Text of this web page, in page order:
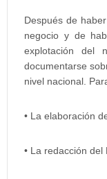
Después de
negocio y de
explotación del
documentarse
nivel nacional.
• La elaboración
• La redacción